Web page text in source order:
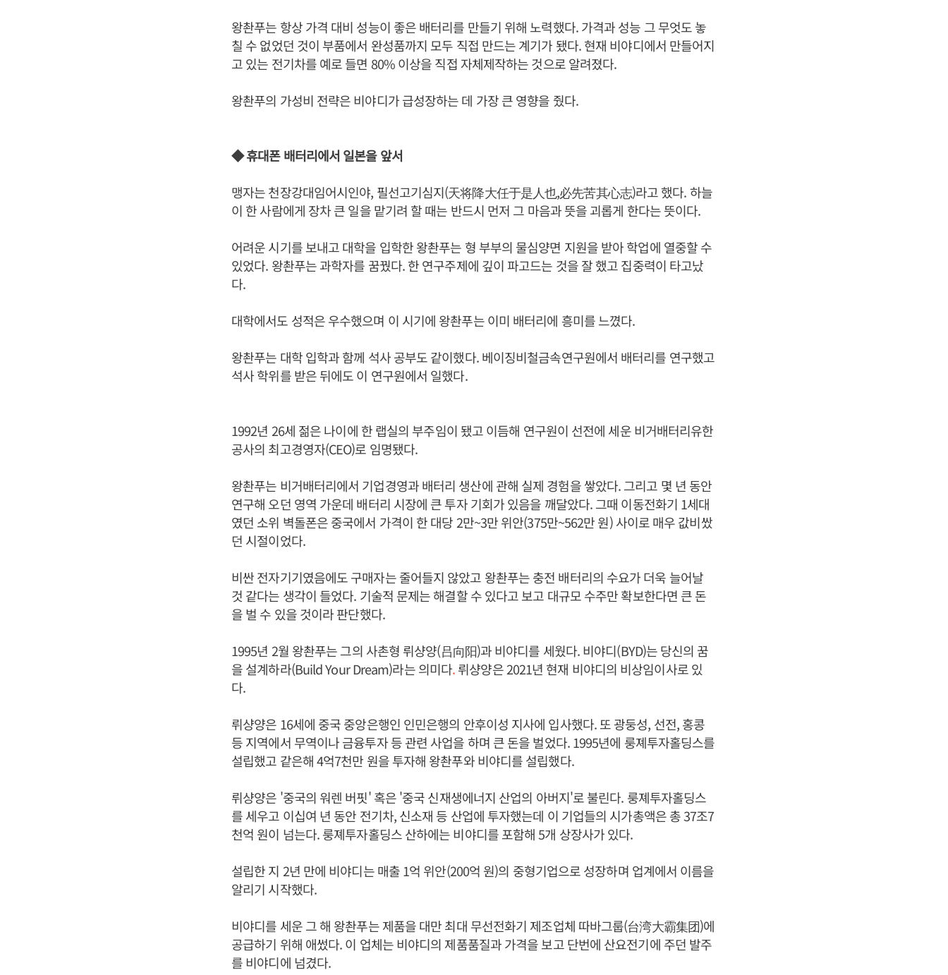
왕촨푸는 항상 가격 대비 성능이 좋은 배터리를 만들기 위해 노력했다. 가격과 성능 그 무엇도 놓
칠 수 없었던 것이 부품에서 완성품까지 모두 직접 만드는 계기가 됐다. 현재 비야디에서 만들어지
고 있는 전기차를 예로 들면 80% 이상을 직접 자체제작하는 것으로 알려졌다.
왕촨푸의 가성비 전략은 비야디가 급성장하는 데 가장 큰 영향을 줬다.
◆ 휴대폰 배터리에서 일본을 앞서
맹자는 천장강대임어시인야, 필선고기심지(天将降大任于是人也,必先苦其心志)라고 했다. 하늘
이 한 사람에게 장차 큰 일을 맡기려 할 때는 반드시 먼저 그 마음과 뜻을 괴롭게 한다는 뜻이다.
어려운 시기를 보내고 대학을 입학한 왕촨푸는 형 부부의 물심양면 지원을 받아 학업에 열중할 수
있었다. 왕촨푸는 과학자를 꿈꿨다. 한 연구주제에 깊이 파고드는 것을 잘 했고 집중력이 타고났
다.
대학에서도 성적은 우수했으며 이 시기에 왕촨푸는 이미 배터리에 흥미를 느꼈다.
왕촨푸는 대학 입학과 함께 석사 공부도 같이했다. 베이징비철금속연구원에서 배터리를 연구했고
석사 학위를 받은 뒤에도 이 연구원에서 일했다.
1992년 26세 젊은 나이에 한 랩실의 부주임이 됐고 이듬해 연구원이 선전에 세운 비거배터리유한
공사의 최고경영자(CEO)로 임명됐다.
왕촨푸는 비거배터리에서 기업경영과 배터리 생산에 관해 실제 경험을 쌓았다. 그리고 몇 년 동안
연구해 오던 영역 가운데 배터리 시장에 큰 투자 기회가 있음을 깨달았다. 그때 이동전화기 1세대
였던 소위 벽돌폰은 중국에서 가격이 한 대당 2만~3만 위안(375만~562만 원) 사이로 매우 값비쌌
던 시절이었다.
비싼 전자기기였음에도 구매자는 줄어들지 않았고 왕촨푸는 충전 배터리의 수요가 더욱 늘어날
것 같다는 생각이 들었다. 기술적 문제는 해결할 수 있다고 보고 대규모 수주만 확보한다면 큰 돈
을 벌 수 있을 것이라 판단했다.
1995년 2월 왕촨푸는 그의 사촌형 뤼샹양(吕向阳)과 비야디를 세웠다. 비야디(BYD)는 당신의 꿈
을 설계하라(Build Your Dream)라는 의미다.뤼샹양은 2021년 현재 비야디의 비상임이사로 있
다.
뤼샹양은 16세에 중국 중앙은행인 인민은행의 안후이성 지사에 입사했다. 또 광둥성, 선전, 홍콩
등 지역에서 무역이나 금융투자 등 관련 사업을 하며 큰 돈을 벌었다. 1995년에 룽졔투자홀딩스를
설립했고 같은해 4억7천만 원을 투자해 왕촨푸와 비야디를 설립했다.
뤼샹양은 '중국의 워렌 버핏' 혹은 '중국 신재생에너지 산업의 아버지'로 불린다. 룽졔투자홀딩스
를 세우고 이십여 년 동안 전기차, 신소재 등 산업에 투자했는데 이 기업들의 시가총액은 총 37조7
천억 원이 넘는다. 룽졔투자홀딩스 산하에는 비야디를 포함해 5개 상장사가 있다.
설립한 지 2년 만에 비야디는 매출 1억 위안(200억 원)의 중형기업으로 성장하며 업계에서 이름을
알리기 시작했다.
비야디를 세운 그 해 왕촨푸는 제품을 대만 최대 무선전화기 제조업체 따바그룹(台湾大霸集团)에
공급하기 위해 애썼다. 이 업체는 비야디의 제품품질과 가격을 보고 단번에 산요전기에 주던 발주
를 비야디에 넘겼다.